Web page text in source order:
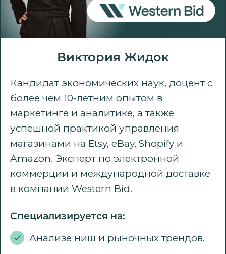
Виктория Жидок
Кандидат экономических наук, доцент с
более чем 10-летним опытом в
маркетинге и аналитике, а также
успешной практикой управления
магазинами на Etsy, eBay, Shopify и
Amazon. Эксперт по электронной
коммерции и международной доставке
в компании Western Bid.
Специализируется на:
Анализе ниш и рыночных трендов.